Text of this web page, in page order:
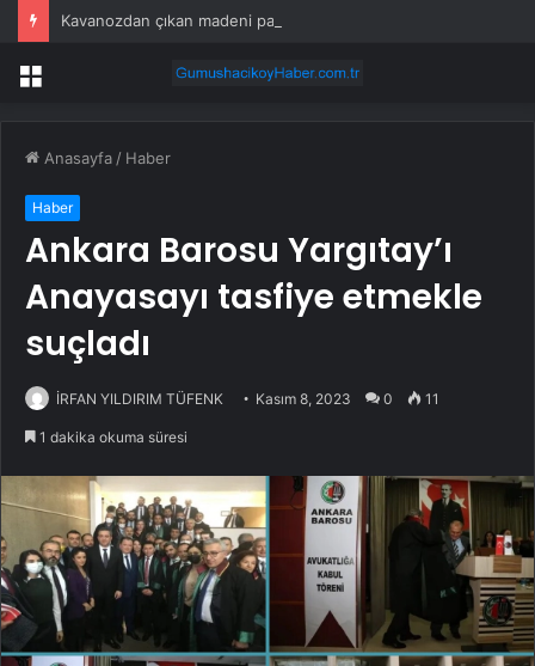
Kavanozdan çıkan madeni para 39 milyon lira kazandırdı
Menü
Anasayfa / Haber
Haber
Ankara Barosu Yargıtay’ı
Anayasayı tasfiye etmekle
suçladı
İRFAN YILDIRIM TÜFENK Kasım 8, 2023 0 11
1 dakika okuma süresi